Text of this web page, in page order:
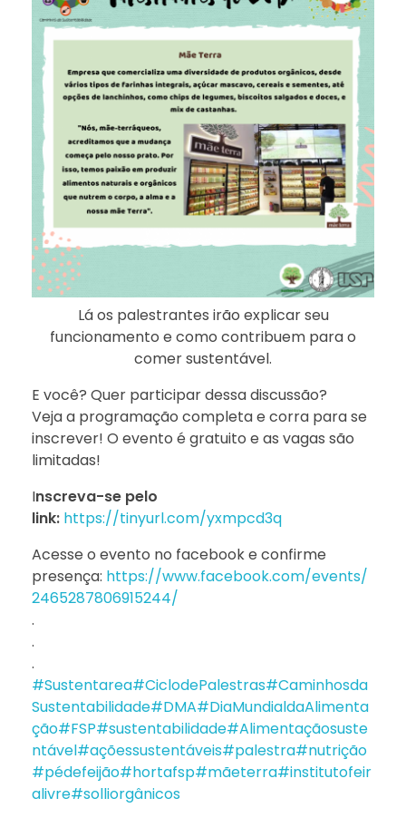
Lá os palestrantes irão explicar seu
funcionamento e como contribuem para o
comer sustentável.
E você? Quer participar dessa discussão?
Veja a programação completa e corra para se
inscrever! O evento é gratuito e as vagas são
limitadas!
Inscreva-se pelo
link: https://tinyurl.com/yxmpcd3q
Acesse o evento no facebook e confirme
presença: https://www.facebook.com/events/
2465287806915244/
.
.
.
#Sustentarea#CiclodePalestras#Caminhosda
Sustentabilidade#DMA#DiaMundialdaAlimenta
ção#FSP#sustentabilidade#Alimentaçãosuste
ntável#açõessustentáveis#palestra#nutrição
#pédefeijão#hortafsp#mãeterra#institutofeir
alivre#solliorgânicos